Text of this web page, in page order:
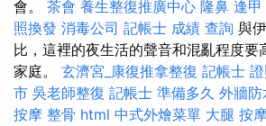
會。 茶會 養生整復推廣中心 隆鼻 逢甲
照換發 消毒公司 記帳士 成績 查詢 與
比，這裡的夜生活的聲音和混亂程度要
家庭。 玄濟宮_康復推拿整復 記帳士
市 吳老師整復 記帳士 準備多久 外牆防
按摩 整骨 html 中式外燴菜單 大腿 按